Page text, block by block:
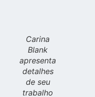
Carina
Blank
apresenta
detalhes
de seu
trabalho